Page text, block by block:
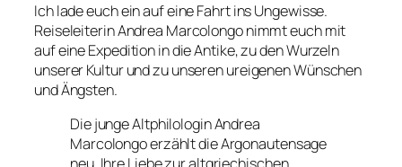
Ich lade euch ein auf eine Fahrt ins Ungewisse.
Reiseleiterin Andrea Marcolongo nimmt euch mit
auf eine Expedition in die Antike, zu den Wurzeln
unserer Kultur und zu unseren ureigenen Wünschen
und Ängsten.
Die junge Altphilologin Andrea
Marcolongo erzählt die Argonautensage